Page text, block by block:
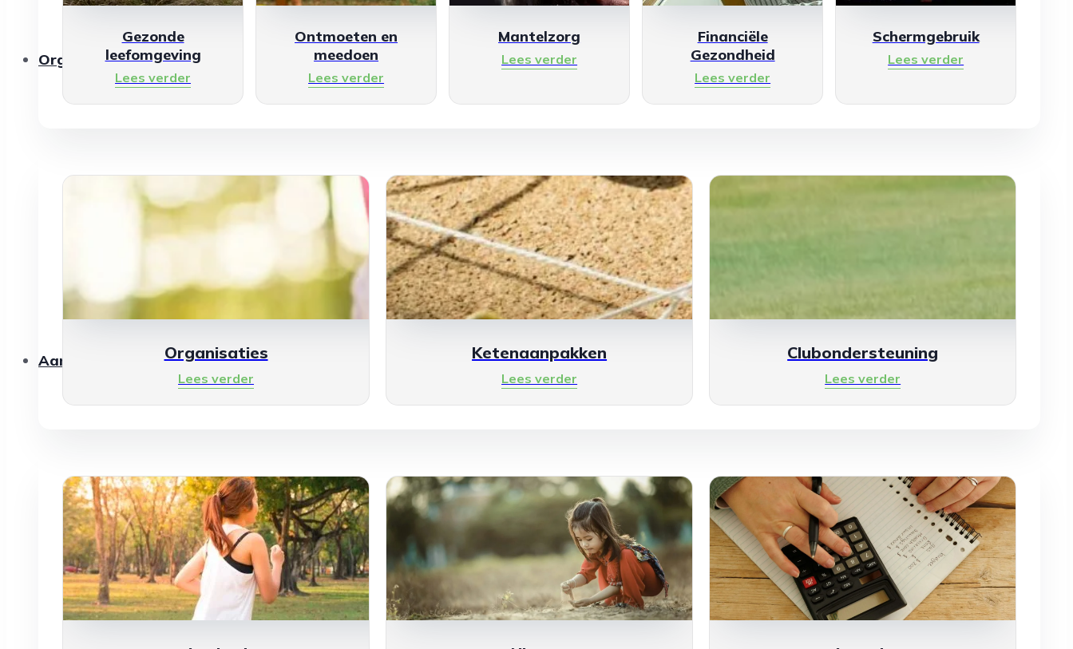
Gezonde
leefomgeving
Lees verder
Ontmoeten en
meedoen
Lees verder
Mantelzorg
Lees verder
Financiële
Gezondheid
Lees verder
Schermgebruik
Lees verder
Organisaties
Organisaties
Lees verder
Ketenaanpakken
Lees verder
Clubondersteuning
Lees verder
Aanbod